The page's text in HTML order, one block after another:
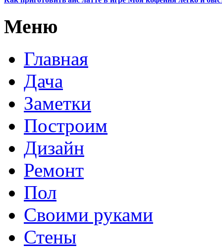
Меню
Главная
Дача
Заметки
Построим
Дизайн
Ремонт
Пол
Своими руками
Стены